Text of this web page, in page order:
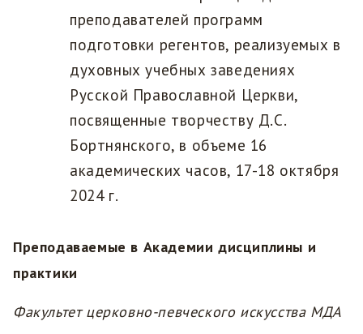
преподавателей программ
подготовки регентов, реализуемых в
духовных учебных заведениях
Русской Православной Церкви,
посвященные творчеству Д.С.
Бортнянского, в объеме 16
академических часов, 17-18 октября
2024 г.
Преподаваемые в Академии дисциплины и
практики
Факультет церковно-певческого искусства МДА